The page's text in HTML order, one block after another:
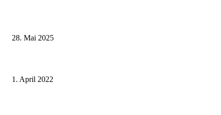
28. Mai 2025
1. April 2022